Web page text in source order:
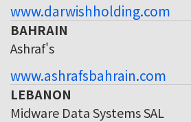
www.darwishholding.com
BAHRAIN
Ashraf's
www.ashrafsbahrain.com
LEBANON
Midware Data Systems SAL